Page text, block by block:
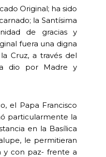
Original; ha sido
la Santísima
de gracias y
fuera una digna
Cruz, a través del
dio por Madre y
el Papa Francisco
particularmente la
en la Basílica
le permitieran
y con paz- frente a